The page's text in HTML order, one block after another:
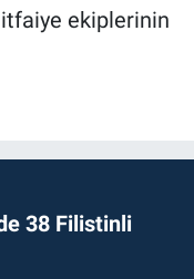
ekiplerinin
38 Filistinli